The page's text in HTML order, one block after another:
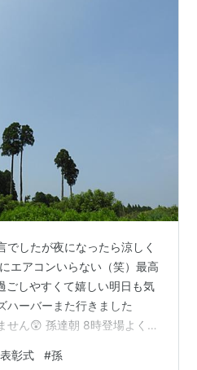
でしたが夜になったら涼しく
エアコンいらない（笑）最高
ごしやすくて嬉しい明日も気
ハーバーまた行きました
せん😲 孫達朝 8時登場よく食
へ🚙表彰式でした（笑）恥
表彰式 #孫